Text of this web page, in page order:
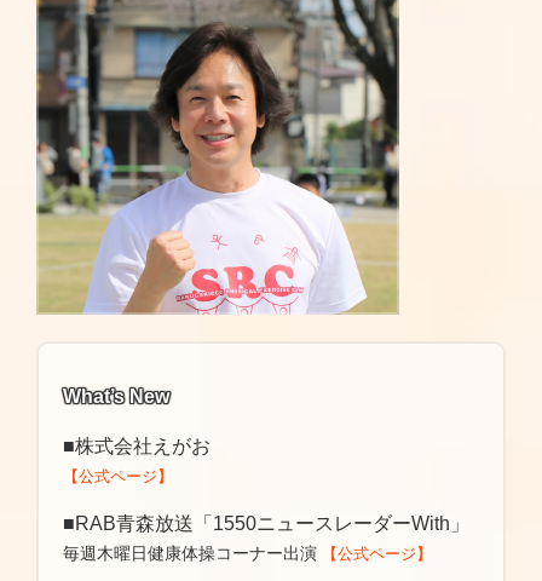
What’s New
■株式会社えがお
【公式ページ】
■RAB青森放送「1550ニュースレーダーWith」
毎週木曜日健康体操コーナー出演 【公式ページ】